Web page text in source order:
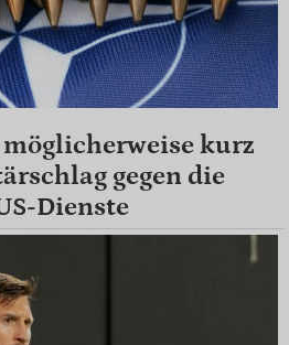
kurz
gegen die
Dienste